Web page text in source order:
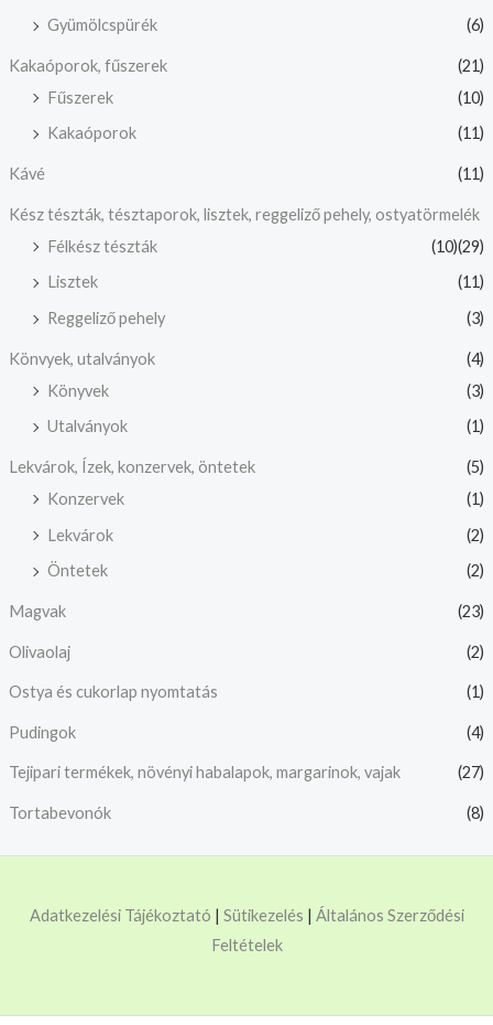
Gyümölcspürék
(6)
Kakaóporok, fűszerek
(21)
Fűszerek
(10)
Kakaóporok
(11)
Kávé (11)
Kész tészták, tésztaporok, lisztek, reggeliző pehely, ostyatörmelék
(29)
Félkész tészták
(10)
Lisztek
(11)
Reggeliző pehely
(3)
Könvyek, utalványok
(4)
Könyvek
(3)
Utalványok
(1)
Lekvárok, Ízek, konzervek, öntetek
(5)
Konzervek
(1)
Lekvárok
(2)
Öntetek
(2)
Magvak (23)
Olivaolaj (2)
Ostya és cukorlap nyomtatás (1)
Pudingok (4)
Tejipari termékek, növényi habalapok, margarinok, vajak (27)
Tortabevonók (8)
Adatkezelési Tájékoztató | Sütikezelés | Általános Szerződési
Feltételek